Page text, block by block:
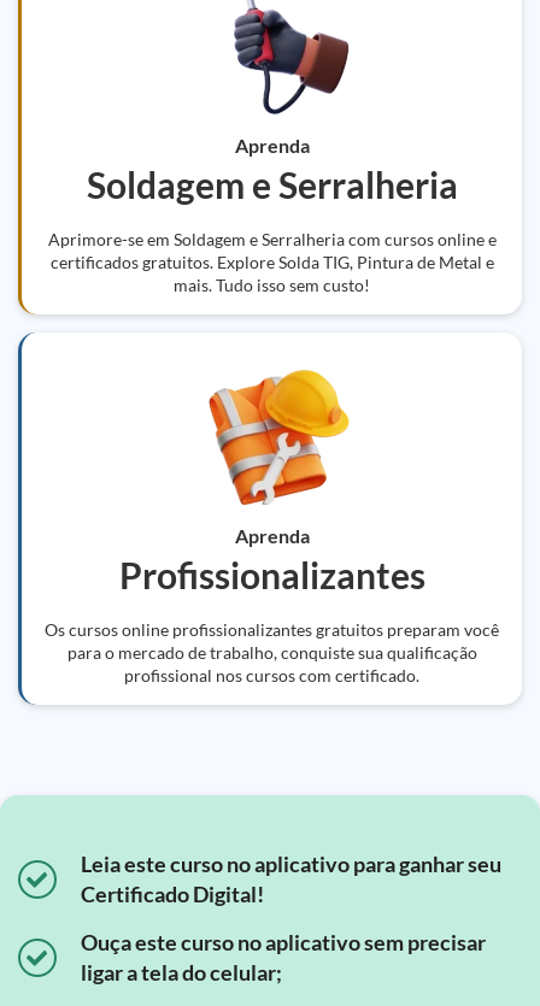
Aprenda
Soldagem e Serralheria
Aprimore-se em Soldagem e Serralheria com cursos online e
certificados gratuitos. Explore Solda TIG, Pintura de Metal e
mais. Tudo isso sem custo!
Aprenda
Profissionalizantes
Os cursos online profissionalizantes gratuitos preparam você
para o mercado de trabalho, conquiste sua qualificação
profissional nos cursos com certificado.
Leia este curso no aplicativo para ganhar seu
Certificado Digital!
Ouça este curso no aplicativo sem precisar
ligar a tela do celular;